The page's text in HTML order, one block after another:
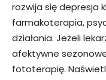
rozwija się depresja
farmakoterapia,
działania. Jeżeli
afektywne
fototerapię.